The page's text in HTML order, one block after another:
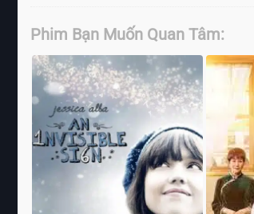
Phim Bạn Muốn Quan Tâm: